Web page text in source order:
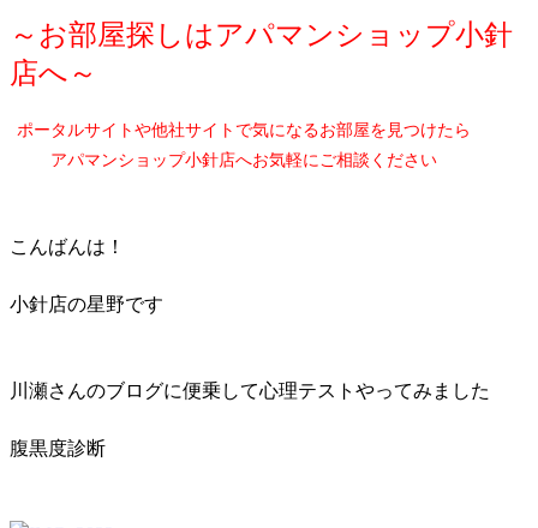
～お部屋探しはアパマンショップ小針
店へ～
ポータルサイトや他社サイトで気になるお部屋を見つけたら
アパマンショップ小針店へお気軽にご相談ください
こんばんは！
小針店の星野です
川瀬さんのブログに便乗して心理テストやってみました
腹黒度診断